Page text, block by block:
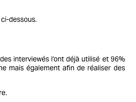
dessous.
interviewés l’ont déjà utilisé et 96%
mais également afin de réaliser des